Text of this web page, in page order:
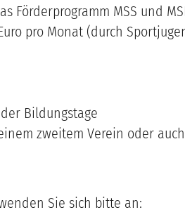
Förderprogramm MSS und
pro Monat (durch
Bildungstage
zweitem Verein oder
Sie sich bitte an: